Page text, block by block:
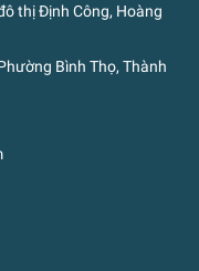
thị Định Công, Hoàng
Bình Thọ, Thành